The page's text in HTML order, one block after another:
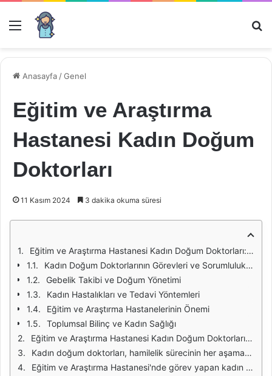
Menü
Anasayfa /Genel
Eğitim ve Araştırma
Hastanesi Kadın Doğum
Doktorları
11 Kasım 2024 3 dakika okuma süresi
Eğitim ve Araştırma Hastanesi Kadın Doğum Doktorları: Kadın Sağlığında Profesyonel Destek
Kadın Doğum Doktorlarının Görevleri ve Sorumlulukları
Gebelik Takibi ve Doğum Yönetimi
Kadın Hastalıkları ve Tedavi Yöntemleri
Eğitim ve Araştırma Hastanelerinin Önemi
Toplumsal Bilinç ve Kadın Sağlığı
Eğitim ve Araştırma Hastanesi Kadın Doğum Doktorları, kadın sağlığı alanında geniş bir uzmanlık yelpazesine sahip profesyonellerden oluşmaktadır. Bu doktorlar, kadınların üreme sağlığı, gebelik, doğum ve menopoz gibi önemli konularda kapsamlı hizmetler sunmaktadır. Her biri, kendi uzmanlık alanında derinlemesine bilgiye ve deneyime sahip olup, hastaların ihtiyaçlarına yönelik özelleştirilmiş çözümler sunmakta yetkinlerdir.
Kadın doğum doktorları, hamilelik sürecinin her aşamasında annelere destek olmaktadır. Gebelik öncesi muayenelerden başlayarak, doğum öncesi, doğum sırasında ve doğum sonrasında kapsamlı bir bakım sunarlar. Bu süreçte, annenin ve bebeğin sağlığını korumak için gerekli tetkiklerin yapılması ve uygun tedavi yöntemlerinin uygulanması oldukça önemlidir.
Eğitim ve Araştırma Hastanesi'nde görev yapan kadın doğum doktorları, modern tıbbi teknolojileri kullanarak hastalarına en iyi hizmeti vermek için sürekli eğitim almaktadır. Yenilikçi yaklaşımlar ve güncel tedavi yöntemleri konusunda bilgi sahibi olmak, onların hasta memnuniyetini artırma konusunda önemli bir rol oynamaktadır. Ayrıca, hastalarına karşı olan empati ve anlayışlarıyla da dikkat çekmektedirler.